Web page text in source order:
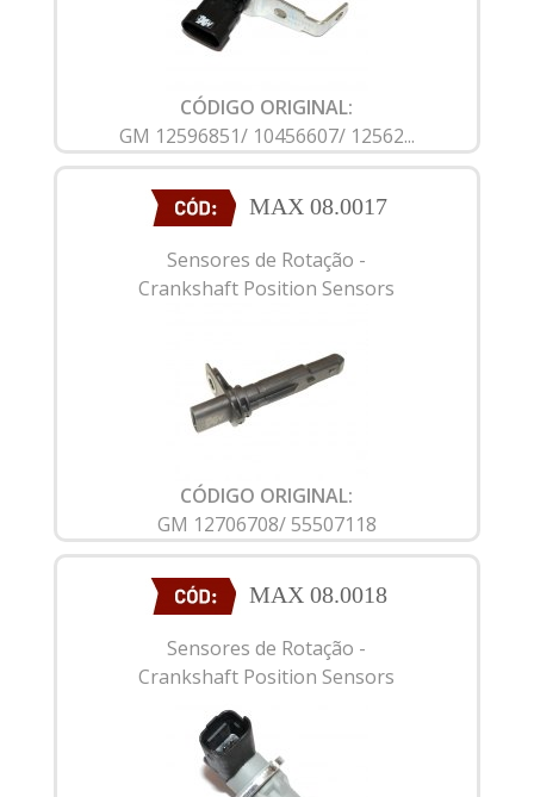
CÓDIGO ORIGINAL:
GM 12596851/ 10456607/ 12562...
MAX 08.0017
Sensores de Rotação -
Crankshaft Position Sensors
CÓDIGO ORIGINAL:
GM 12706708/ 55507118
MAX 08.0018
Sensores de Rotação -
Crankshaft Position Sensors